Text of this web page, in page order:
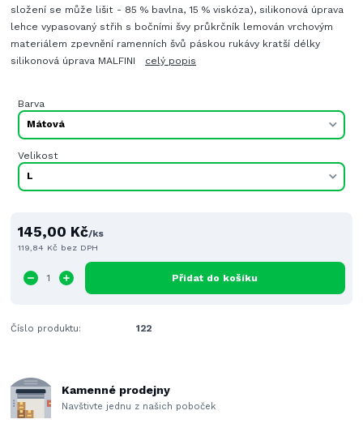
složení se může lišit - 85 % bavlna, 15 % viskóza), silikonová úprava
lehce vypasovaný střih s bočními švy průkrčník lemován vrchovým
materiálem zpevnění ramenních švů páskou rukávy kratší délky
silikonová úprava MALFINI celý popis
Barva
Velikost
145,00 Kč/ks
119,84 Kč bez DPH
Přidat do košíku
Číslo produktu: 122
Kamenné prodejny
Navštivte jednu z našich poboček